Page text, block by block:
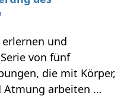
und
von fünf
die mit Körper,
Atmung arbeiten …